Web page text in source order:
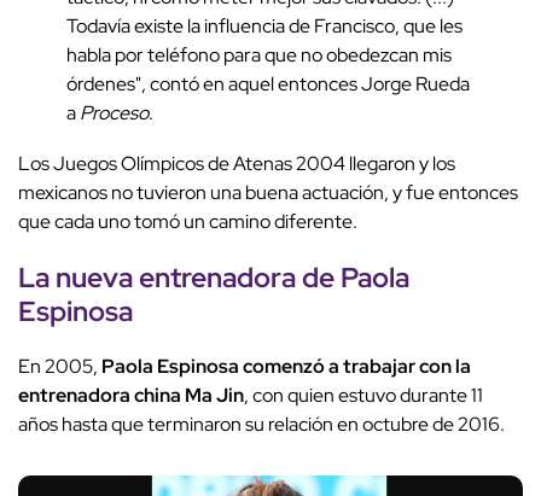
Todavía existe la influencia de Francisco, que les
habla por teléfono para que no obedezcan mis
órdenes", contó en aquel entonces Jorge Rueda
aProceso.
Los Juegos Olímpicos de Atenas 2004 llegaron y los
mexicanos no tuvieron una buena actuación, y fue entonces
que cada uno tomó un camino diferente.
La nueva entrenadora de Paola
Espinosa
En 2005, Paola Espinosa comenzó a trabajar con la
entrenadora china Ma Jin, con quien estuvo durante 11
años hasta que terminaron su relación en octubre de 2016.